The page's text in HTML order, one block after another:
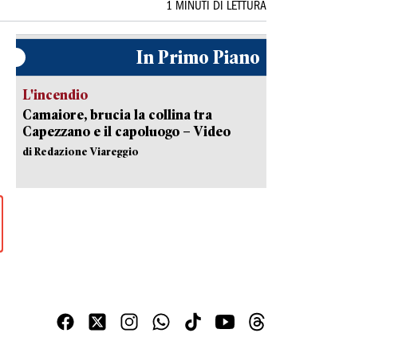
1 MINUTI DI LETTURA
In Primo Piano
L'incendio
Camaiore, brucia la collina tra
Capezzano e il capoluogo – Video
di Redazione Viareggio